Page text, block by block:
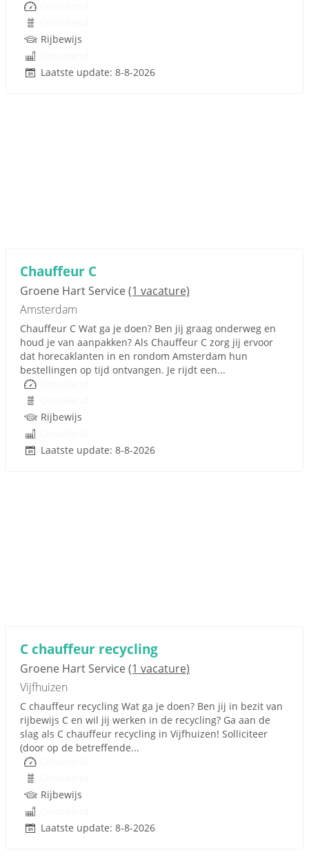
Rijbewijs
Laatste update: 8-8-2026
Chauffeur C
Groene Hart Service(1 vacature)
Amsterdam
Chauffeur C Wat ga je doen? Ben jij graag onderweg en
houd je van aanpakken? Als Chauffeur C zorg jij ervoor
dat horecaklanten in en rondom Amsterdam hun
bestellingen op tijd ontvangen. Je rijdt een...
Rijbewijs
Laatste update: 8-8-2026
C chauffeur recycling
Groene Hart Service(1 vacature)
Vijfhuizen
C chauffeur recycling Wat ga je doen? Ben jij in bezit van
rijbewijs C en wil jij werken in de recycling? Ga aan de
slag als C chauffeur recycling in Vijfhuizen! Solliciteer
(door op de betreffende...
Rijbewijs
Laatste update: 8-8-2026